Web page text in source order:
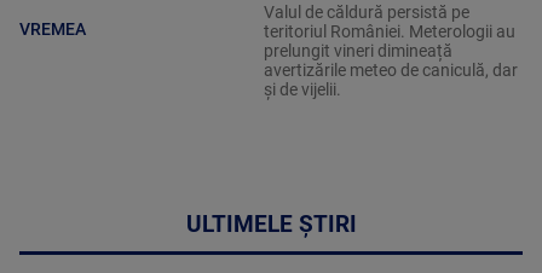
VREMEA
Valul de căldură persistă pe
teritoriul României. Meterologii au
prelungit vineri dimineață
avertizările meteo de caniculă, dar
și de vijelii.
ULTIMELE ȘTIRI